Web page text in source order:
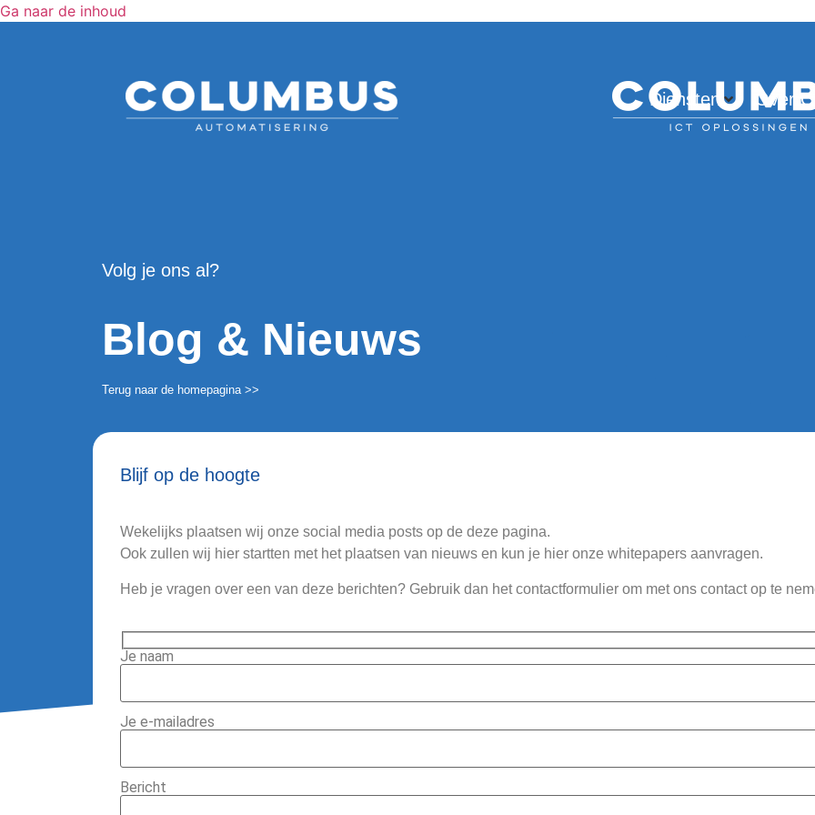
Ga naar de inhoud
Diensten Over
Volg je ons al?
Blog & Nieuws
Terug naar de homepagina >>
Blijf op de hoogte
Wekelijks plaatsen wij onze social media posts op de deze pagina.
Ook zullen wij hier startten met het plaatsen van nieuws en kun je hier onze whitepapers aanvragen.
Heb je vragen over een van deze berichten? Gebruik dan het contactformulier om met ons contact op te
Je naam
Je e-mailadres
Bericht